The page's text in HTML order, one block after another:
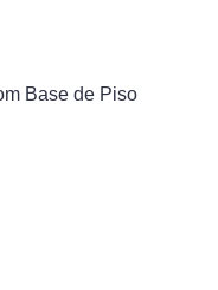
Base de Piso